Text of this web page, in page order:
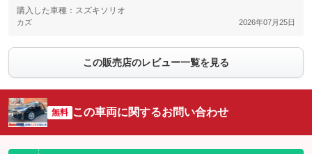
購入した車種：スズキソリオ
カズ 2026年07月25日
この販売店のレビュー一覧を見る
無料 この車両に関するお問い合わせ